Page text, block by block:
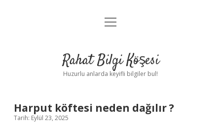
Anasayfa
Yasal Uyarı
menüyü
Rahat Bilgi Köşesi
Huzurlu anlarda keyifli bilgiler bul!
Harput köftesi neden dağılır ?
Tarih: Eylül 23, 2025